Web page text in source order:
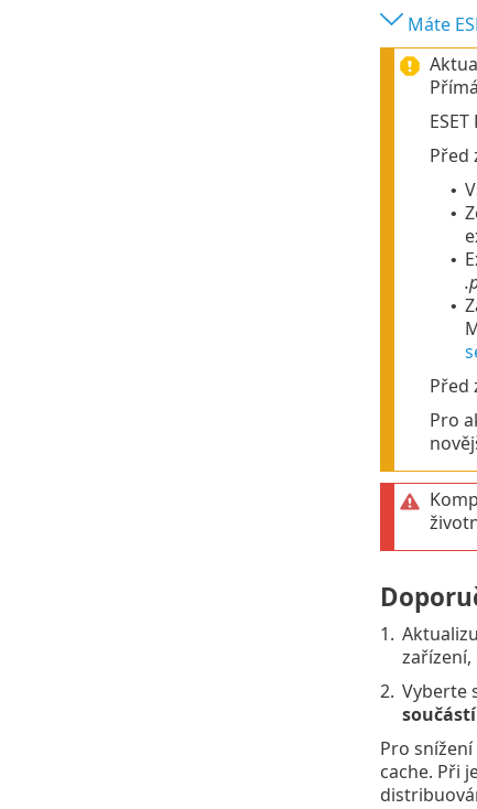
Máte
Před
•
•
•
•
Před
Pro
1.
zařízení,
2. Vyberte
součástí
Pro
cache. Při